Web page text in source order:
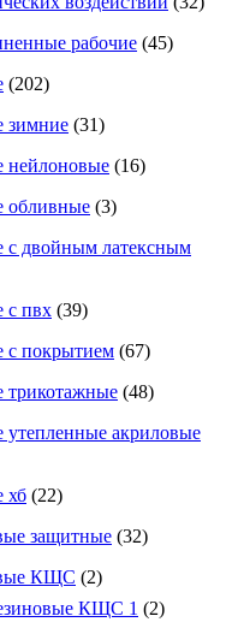
рабочие (45)
(202)
зимние (31)
нейлоновые (16)
обливные (3)
с двойным латексным
с пвх (39)
с покрытием (67)
трикотажные (48)
утепленные акриловые
хб (22)
защитные (32)
КЩС (2)
КЩС 1 (2)